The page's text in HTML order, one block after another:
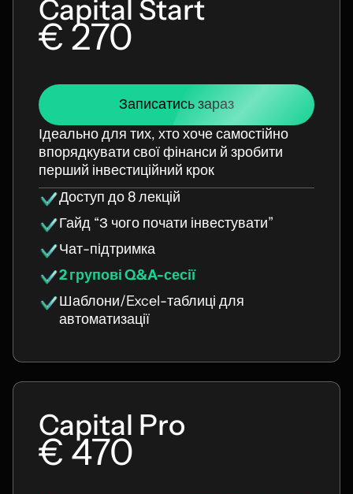
Capital Start
€ 270
Записатись зараз
Ідеально для тих, хто хоче самостійно
впорядкувати свої фінанси й зробити
перший інвестиційний крок
Доступ до 8 лекцій
Гайд “З чого почати інвестувати”
Чат-підтримка
2 групові Q&A-сесії
Шаблони/Excel-таблиці для
автоматизації
Capital Pro
€ 470